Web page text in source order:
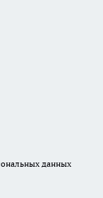
данных